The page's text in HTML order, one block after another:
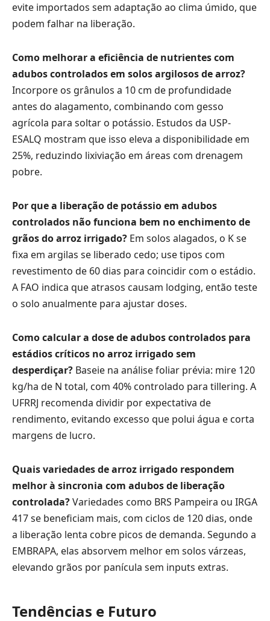
evite importados sem adaptação ao clima úmido, que
podem falhar na liberação.
Como melhorar a eficiência de nutrientes com
adubos controlados em solos argilosos de arroz?
Incorpore os grânulos a 10 cm de profundidade
antes do alagamento, combinando com gesso
agrícola para soltar o potássio. Estudos da USP-
ESALQ mostram que isso eleva a disponibilidade em
25%, reduzindo lixiviação em áreas com drenagem
pobre.
Por que a liberação de potássio em adubos
controlados não funciona bem no enchimento de
grãos do arroz irrigado? Em solos alagados, o K se
fixa em argilas se liberado cedo; use tipos com
revestimento de 60 dias para coincidir com o estádio.
A FAO indica que atrasos causam lodging, então teste
o solo anualmente para ajustar doses.
Como calcular a dose de adubos controlados para
estádios críticos no arroz irrigado sem
desperdiçar? Baseie na análise foliar prévia: mire 120
kg/ha de N total, com 40% controlado para tillering. A
UFRRJ recomenda dividir por expectativa de
rendimento, evitando excesso que polui água e corta
margens de lucro.
Quais variedades de arroz irrigado respondem
melhor à sincronia com adubos de liberação
controlada?Variedades como BRS Pampeira ou IRGA
417 se beneficiam mais, com ciclos de 120 dias, onde
a liberação lenta cobre picos de demanda. Segundo a
EMBRAPA, elas absorvem melhor em solos várzeas,
elevando grãos por panícula sem inputs extras.
Tendências e Futuro